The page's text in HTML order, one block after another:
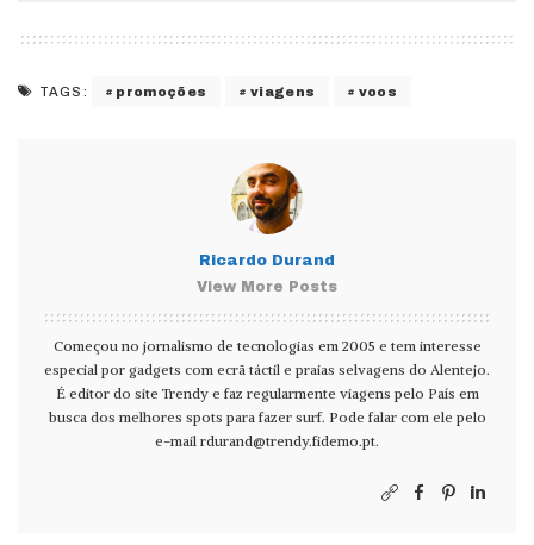
TAGS: promoções viagens voos
Ricardo Durand
View More Posts
Começou no jornalismo de tecnologias em 2005 e tem interesse
especial por gadgets com ecrã táctil e praias selvagens do Alentejo.
É editor do site Trendy e faz regularmente viagens pelo País em
busca dos melhores spots para fazer surf. Pode falar com ele pelo
e-mail rdurand@trendy.fidemo.pt.